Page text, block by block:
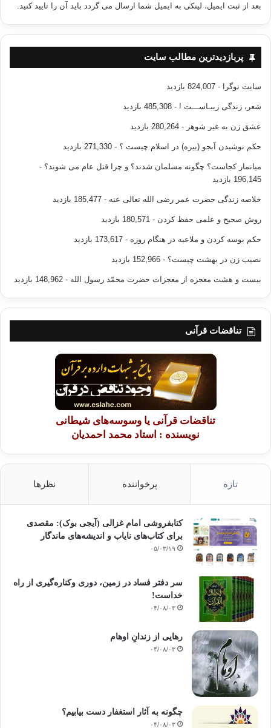
بعد از ثبت ایمیل، لینکی به ایمیل شما ارسال می گردد باید آن را تایید کنید.
پربازدیدترین مطالب سایت
سایت نوگرا - 824,007 بازدید
شعر، زندگی زیبـاســـت ! - 485,308 بازدید
عشق زن به غیر شوهر - 280,264 بازدید
حکم نوشیدن آبجو (بیره) در اسلام چیست ؟ - 271,330 بازدید
میانمار کجاست؟ چگونه مسلمان شدند؟ و چرا قتل عام می شوند؟ -
196,145 بازدید
خلاصه زندگی حضرت عمر رضی الله تعالی عنه - 185,477 بازدید
روش صحیح و علمی حفظ کردن - 180,571 بازدید
حکم بوسه کردن و ملاعبه در هنگام روزه - 173,617 بازدید
نصیب زن در بهشت چیست؟ - 152,966 بازدید
بیست و هشت معجزه از معجزات حضرت محمّد رسول الله - 148,962 بازدید
تناقضات قرآنی
تناقضات قرآنی یا وسوسه‌های شیطانی
نویسنده : استاد محمد احمدیان
تازه پرخواننده نظرها
کتابفروشی امام غزالی (آیجی بوک): مقصدی
برای کتاب‌های نایاب و اندیشه‌های ماندگار
۰۵/۰۳/۱۹
سر دفتر فساد در زمین‌، دوری وکناره‌گیری از راه
خداست‌!
۰۴/۰۸/۰۳
رهایی از زندانِ اوهام
۰۴/۰۸/۰۳
چگونه به آثار استغفار دست بیابیم؟
۰۴/۰۸/۰۳